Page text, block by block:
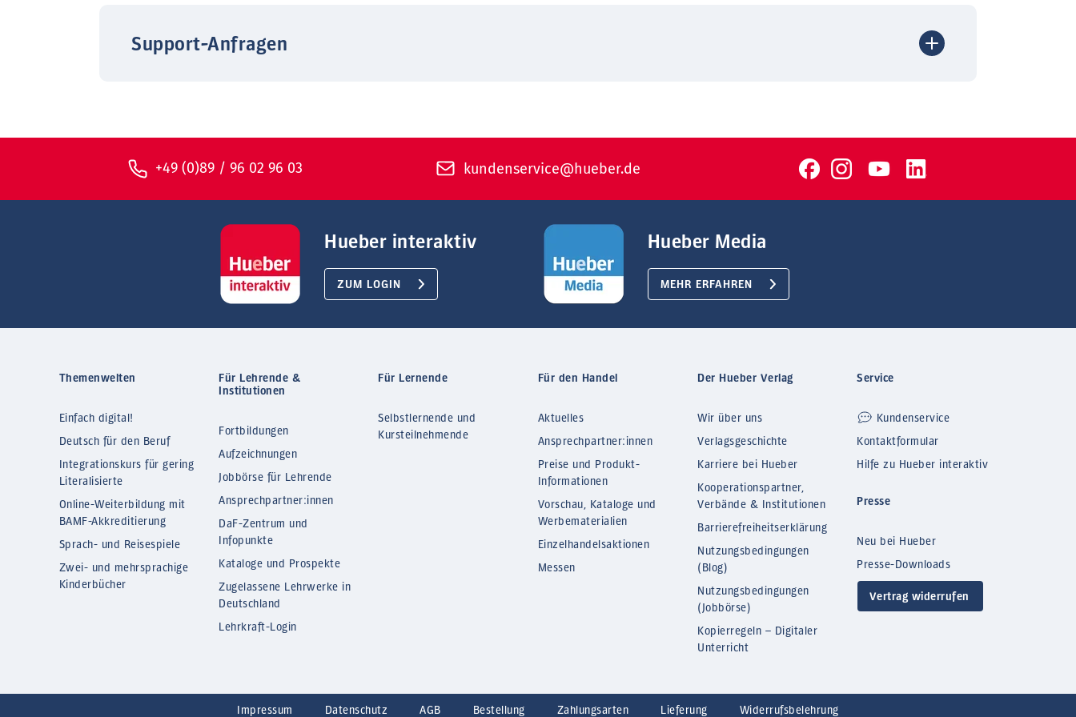
Support-Anfragen
+49 (0)89 / 96 02 96 03 kundenservice@hueber.de
Hueber interaktiv
ZUM LOGIN
Hueber Media
MEHR ERFAHREN
Themenwelten
Einfach digital!
Deutsch für den Beruf
Integrationskurs für gering
Literalisierte
Online-Weiterbildung mit
BAMF-Akkreditierung
Sprach- und Reisespiele
Zwei- und mehrsprachige
Kinderbücher
Für Lehrende &
Institutionen
Fortbildungen
Aufzeichnungen
Jobbörse für Lehrende
Ansprechpartner:innen
DaF-Zentrum und
Infopunkte
Kataloge und Prospekte
Zugelassene Lehrwerke in
Deutschland
Lehrkraft-Login
Für Lernende
Selbstlernende und
Kursteilnehmende
Für den Handel
Aktuelles
Ansprechpartner:innen
Preise und Produkt-
Informationen
Vorschau, Kataloge und
Werbematerialien
Einzelhandelsaktionen
Messen
Der Hueber Verlag
Wir über uns
Verlagsgeschichte
Karriere bei Hueber
Kooperationspartner,
Verbände & Institutionen
Barrierefreiheitserklärung
Nutzungsbedingungen
(Blog)
Nutzungsbedingungen
(Jobbörse)
Kopierregeln – Digitaler
Unterricht
Service
Kundenservice
Kontaktformular
Hilfe zu Hueber interaktiv
Presse
Neu bei Hueber
Presse-Downloads
Vertrag widerrufen
Impressum Datenschutz AGB Bestellung Zahlungsarten Lieferung Widerrufsbelehrung